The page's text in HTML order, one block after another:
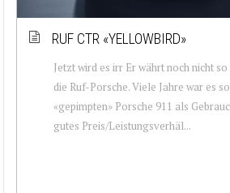
RUF CTR «YELLOWBIRD»
Jetzt wird es irr Er währt noch nicht
die Ruf-Porsche. Viele Jahre war es
«gepimpten» Porsche 911 als
gutes Preis/Leistungsverhäl...